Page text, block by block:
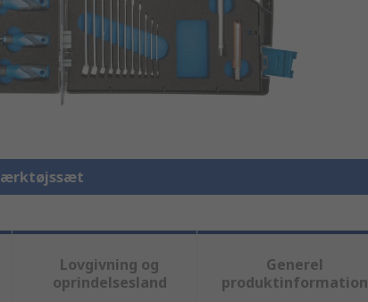
Lovgivning og
oprindelsesland
Generel
produktinformation